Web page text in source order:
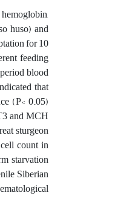
huso) and
for 10
feeding
blood
that
(P< 0.05)
and MCH
sturgeon
count in
starvation
Siberian